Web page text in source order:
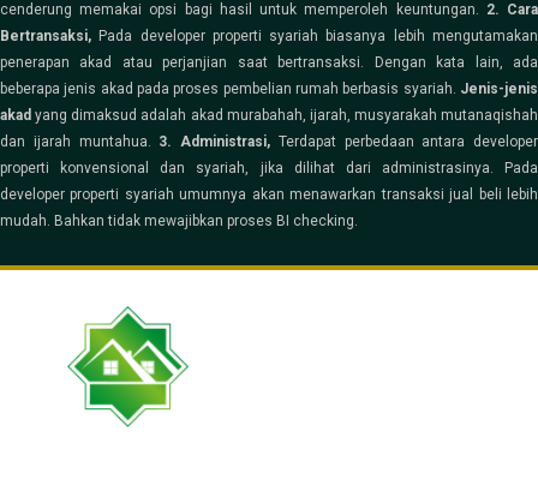
cenderung memakai opsi bagi hasil untuk memperoleh keuntungan. 2. Cara
Bertransaksi, Pada developer properti syariah biasanya lebih mengutamakan
penerapan akad atau perjanjian saat bertransaksi. Dengan kata lain, ada
beberapa jenis akad pada proses pembelian rumah berbasis syariah. Jenis-jenis
akad yang dimaksud adalah akad murabahah, ijarah, musyarakah mutanaqishah
dan ijarah muntahua. 3. Administrasi, Terdapat perbedaan antara developer
properti konvensional dan syariah, jika dilihat dari administrasinya. Pada
developer properti syariah umumnya akan menawarkan transaksi jual beli lebih
mudah. Bahkan tidak mewajibkan proses BI checking.